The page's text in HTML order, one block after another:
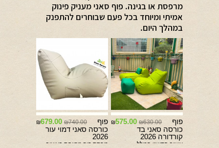
מרפסת או בגינה. פוף סאני מעניק פינוק
אמיתי ומיוחד בכל פעם שבוחרים להתפנק
במהלך היום.
₪630.00
₪575.00
פוף
כורסה סאני בד
קורדורה 2026
עיצוב חדשני הכולל
₪740.00
₪679.00
פוף
כורסה סאני דמוי עור
2026
כורסת פוף מרווחת בעיצוב